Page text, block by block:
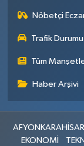
Nöbetçi
Trafik Durumu
Tüm
Haber Arşivi
AFYONKARAHİSAR
EKONOMİ